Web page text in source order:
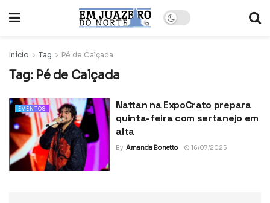
Início Tag Pé de Calçada
Tag: Pé de Calçada
EVENTOS
Nattan na ExpoCrato prepara
quinta-feira com sertanejo em
alta
By Amanda Bonetto 16/07/2025